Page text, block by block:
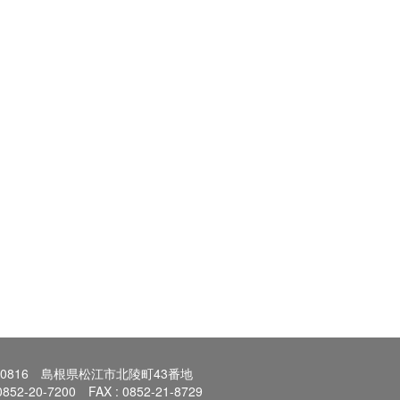
島根県松江市北陵町43番地
20-7200 FAX : 0852-21-8729